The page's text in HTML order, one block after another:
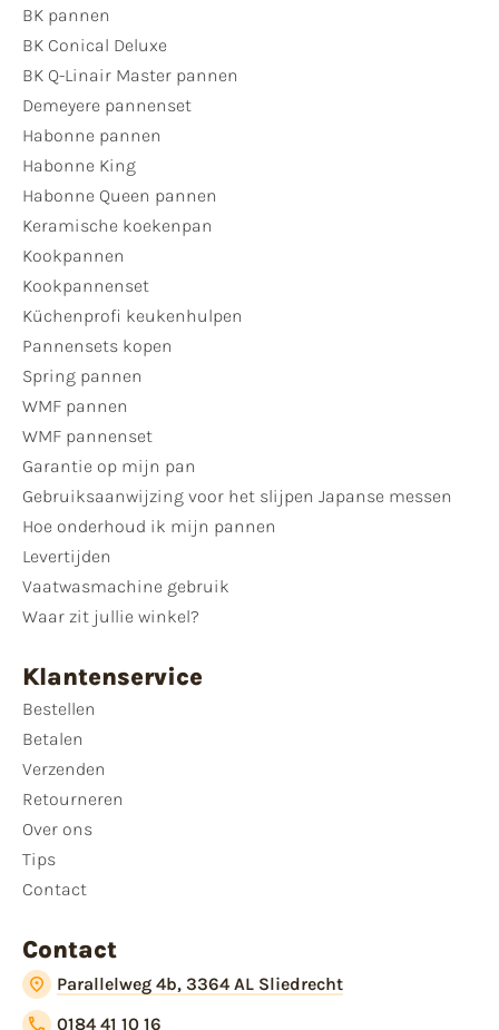
BK pannen
BK Conical Deluxe
BK Q-Linair Master pannen
Demeyere pannenset
Habonne pannen
Habonne King
Habonne Queen pannen
Keramische koekenpan
Kookpannen
Kookpannenset
Küchenprofi keukenhulpen
Pannensets kopen
Spring pannen
WMF pannen
WMF pannenset
Garantie op mijn pan
Gebruiksaanwijzing voor het slijpen Japanse messen
Hoe onderhoud ik mijn pannen
Levertijden
Vaatwasmachine gebruik
Waar zit jullie winkel?
Klantenservice
Bestellen
Betalen
Verzenden
Retourneren
Over ons
Tips
Contact
Contact
Parallelweg 4b, 3364 AL Sliedrecht
0184 41 10 16